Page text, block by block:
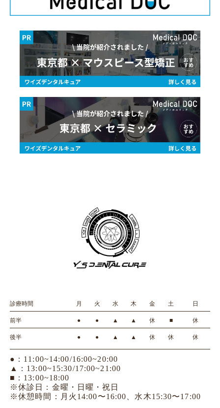
診療時間 月 火 水 木 金 土 日
前半 ● ● ▲ ▲ 休 ■ 休
後半 ● ● ▲ ▲ 休 休 休
●：11:00~14:00/16:00~20:00
▲：13:00~15:30/17:00~21:00
■：13:00~18:00
※休診日：金曜・日曜・祝日
※休憩時間：月火14:00〜16:00、水木15:30〜17:00